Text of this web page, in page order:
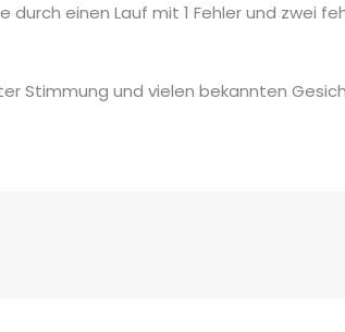
einen Lauf mit 1 Fehler und zwei
Stimmung und vielen bekannten